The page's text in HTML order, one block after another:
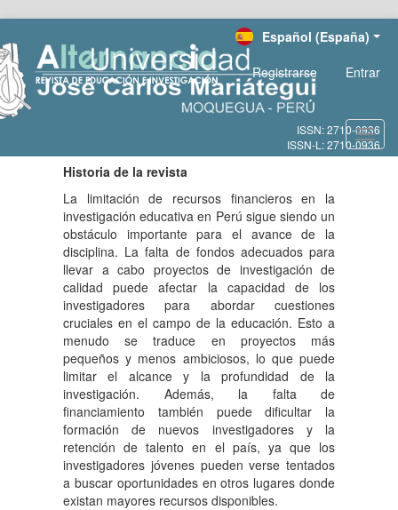
rápido
al
contenido
de
la
principal
principal
Barra
lateral
Español (España)
Registrarse
Entrar
Historia de la revista
La limitación de recursos financieros en la
investigación educativa en Perú sigue siendo un
obstáculo importante para el avance de la
disciplina. La falta de fondos adecuados para
llevar a cabo proyectos de investigación de
calidad puede afectar la capacidad de los
investigadores para abordar cuestiones
cruciales en el campo de la educación. Esto a
menudo se traduce en proyectos más
pequeños y menos ambiciosos, lo que puede
limitar el alcance y la profundidad de la
investigación. Además, la falta de
financiamiento también puede dificultar la
formación de nuevos investigadores y la
retención de talento en el país, ya que los
investigadores jóvenes pueden verse tentados
a buscar oportunidades en otros lugares donde
existan mayores recursos disponibles.